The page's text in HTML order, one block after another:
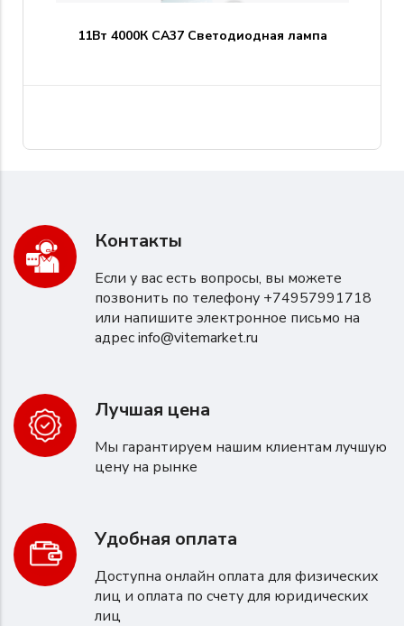
11Вт 4000К CA37 Светодиодная лампа
Контакты
Если у вас есть вопросы, вы можете
позвонить по телефону +74957991718
или напишите электронное письмо на
адресinfo@vitemarket.ru
Лучшая цена
Мы гарантируем нашим клиентам лучшую
цену на рынке
Удобная оплата
Доступна онлайн оплата для физических
лиц и оплата по счету для юридических
лиц